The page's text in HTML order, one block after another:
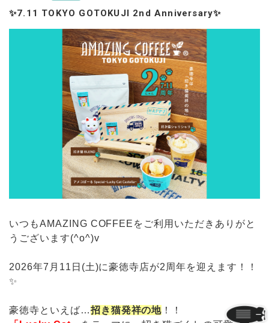
✨7.11 TOKYO GOTOKUJI 2nd Anniversary✨
いつもAMAZING COFFEEをご利用いただきありがと
うございます(^o^)v
2026年7月11日(土)に豪徳寺店が2周年を迎えます！！
✨
豪徳寺といえば…招き猫発祥の地 ！！